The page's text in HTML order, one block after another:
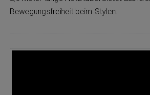
Bewegungsfreiheit beim Stylen.